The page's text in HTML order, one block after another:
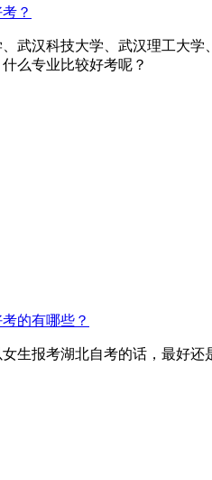
？
武汉科技大学、武汉理工大
么专业比较好考呢？
的有哪些？
生报考湖北自考的话，最好